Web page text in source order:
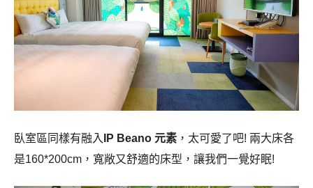
臥室區同樣有融入 IP Beano 元素 ，太可愛了吧! 兩大床各
是160*200cm，寬敞又舒適的床型，讓我們一覺好眠!